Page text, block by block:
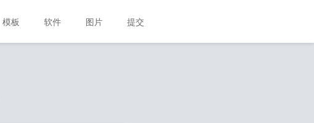
模板 软件 图片 提交